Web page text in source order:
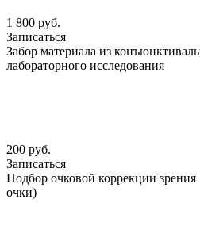
1 800 руб.
Записаться
Забор материала из
лабораторного исследования
200 руб.
Записаться
Подбор очковой коррекции
очки)